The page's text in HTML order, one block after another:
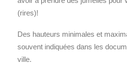
(rires)!
Des hauteurs minimales et
souvent indiquées dans les
ville.